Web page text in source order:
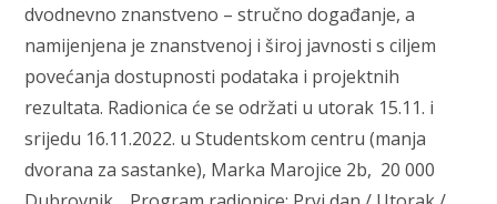
dvodnevno znanstveno – stručno događanje, a
namijenjena je znanstvenoj i široj javnosti s ciljem
povećanja dostupnosti podataka i projektnih
rezultata. Radionica će se održati u utorak 15.11. i
srijedu 16.11.2022. u Studentskom centru (manja
dvorana za sastanke), Marka Marojice 2b, 20 000